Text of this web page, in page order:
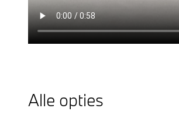
Alle opties